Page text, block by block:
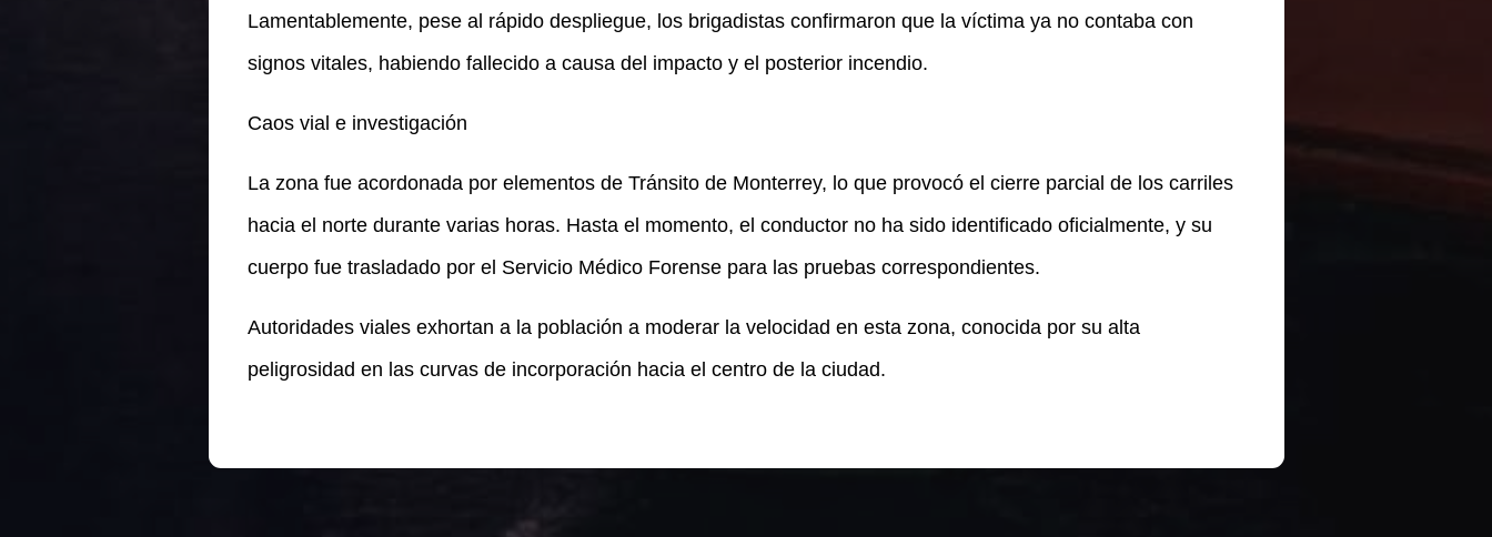
Lamentablemente, pese al rápido despliegue, los brigadistas confirmaron que la víctima ya no contaba con
signos vitales, habiendo fallecido a causa del impacto y el posterior incendio.
Caos vial e investigación
La zona fue acordonada por elementos de Tránsito de Monterrey, lo que provocó el cierre parcial de los carriles
hacia el norte durante varias horas. Hasta el momento, el conductor no ha sido identificado oficialmente, y su
cuerpo fue trasladado por el Servicio Médico Forense para las pruebas correspondientes.
Autoridades viales exhortan a la población a moderar la velocidad en esta zona, conocida por su alta
peligrosidad en las curvas de incorporación hacia el centro de la ciudad.